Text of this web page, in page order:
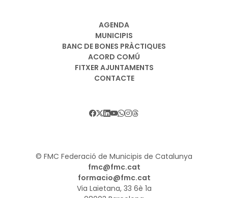
AGENDA
MUNICIPIS
BANC DE BONES PRÀCTIQUES
ACORD COMÚ
FITXER AJUNTAMENTS
CONTACTE
© FMC Federació de Municipis de Catalunya
fmc@fmc.cat
formacio@fmc.cat
Via Laietana, 33 6è 1a